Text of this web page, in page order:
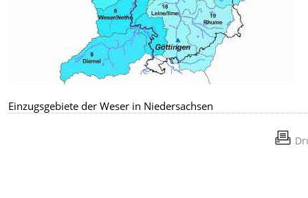
Einzugsgebiete der Weser in Niedersachsen